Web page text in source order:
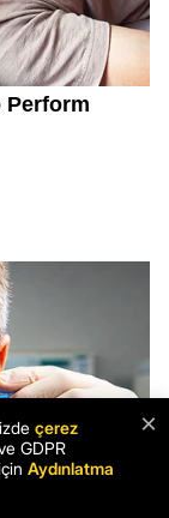
×
çerez
GDPR
Aydınlatma